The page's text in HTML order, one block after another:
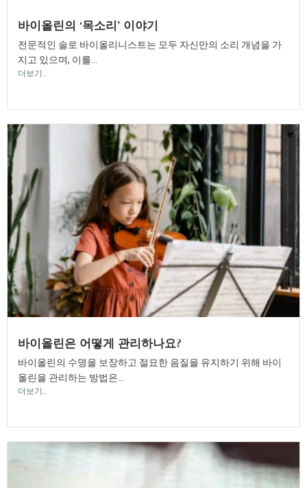
바이올린의 ‘목소리’ 이야기
전문적인 솔로 바이올리니스트는 모두 자신만의 소리 개념을 가
지고 있으며, 이를...
더보기..
바이올린은 어떻게 관리하나요?
바이올린의 수명을 보장하고 절묘한 음질을 유지하기 위해 바이
올린을 관리하는 방법은...
더보기..